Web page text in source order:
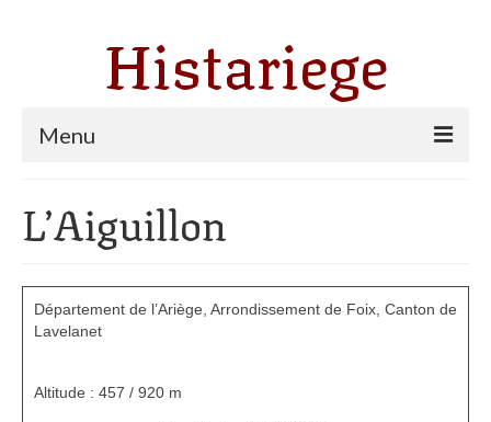
Histariege
Menu
Thèmes
Agriculture, forêt et pastoralisme
L’Aiguillon
Département de l’Ariège, Arrondissement de Foix, Canton de
Lavelanet
Altitude : 457 / 920 m